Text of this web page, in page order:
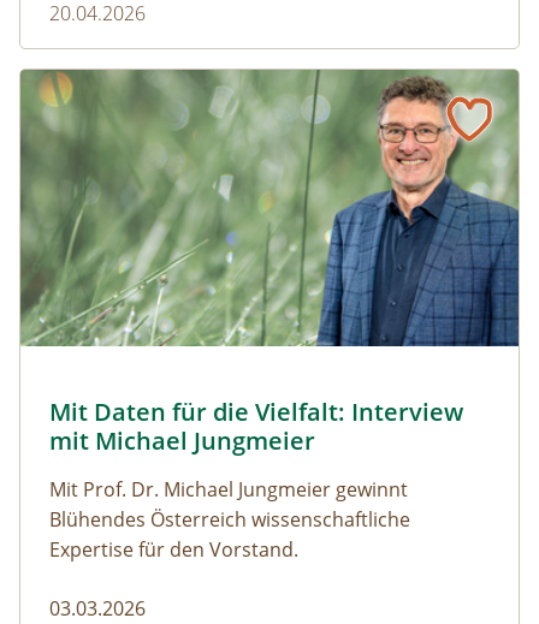
20.04.2026
Naturmagazin: Mit Daten für die Vielfalt: Interview mit
Naturmagazin: Mit Daten für die Vielfalt: Interview mit
Mit Daten für die Vielfalt: Interview
mit Michael Jungmeier
Mit Prof. Dr. Michael Jungmeier gewinnt
Blühendes Österreich wissenschaftliche
Expertise für den Vorstand.
03.03.2026
Mit Daten für die Vielfalt: Interview mit Michael Jungmeier